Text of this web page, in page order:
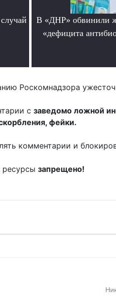
В «ДНР» обвинили
«дефицита
Роскомнадзора
с заведомо ложной
фейки.
комментарии и
ресурсы запрещено!